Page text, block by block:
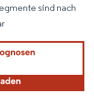
Namensnennung
sind nach